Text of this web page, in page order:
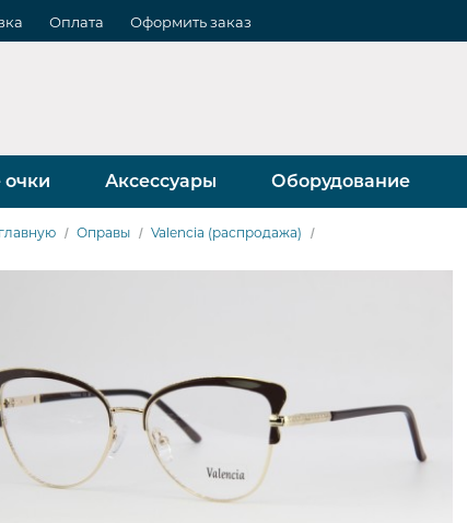
Оплата Оформить заказ
очки Аксессуары Оборудование
Оправы Valencia (распродажа)